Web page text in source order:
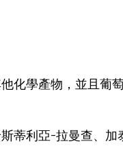
化學產物，並且葡
利亞-拉曼查、加